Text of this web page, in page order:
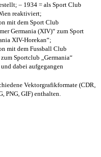
– 1934 = als Sport Club
reaktiviert;
mit dem Sport Club
Germania (XIV)“ zum Sport
XIV-Horekan“;
mit dem Fussball Club
Sportclub „Germania“
dabei aufgegangen
Vektorgrafikformate (CDR,
PNG, GIF) enthalten.